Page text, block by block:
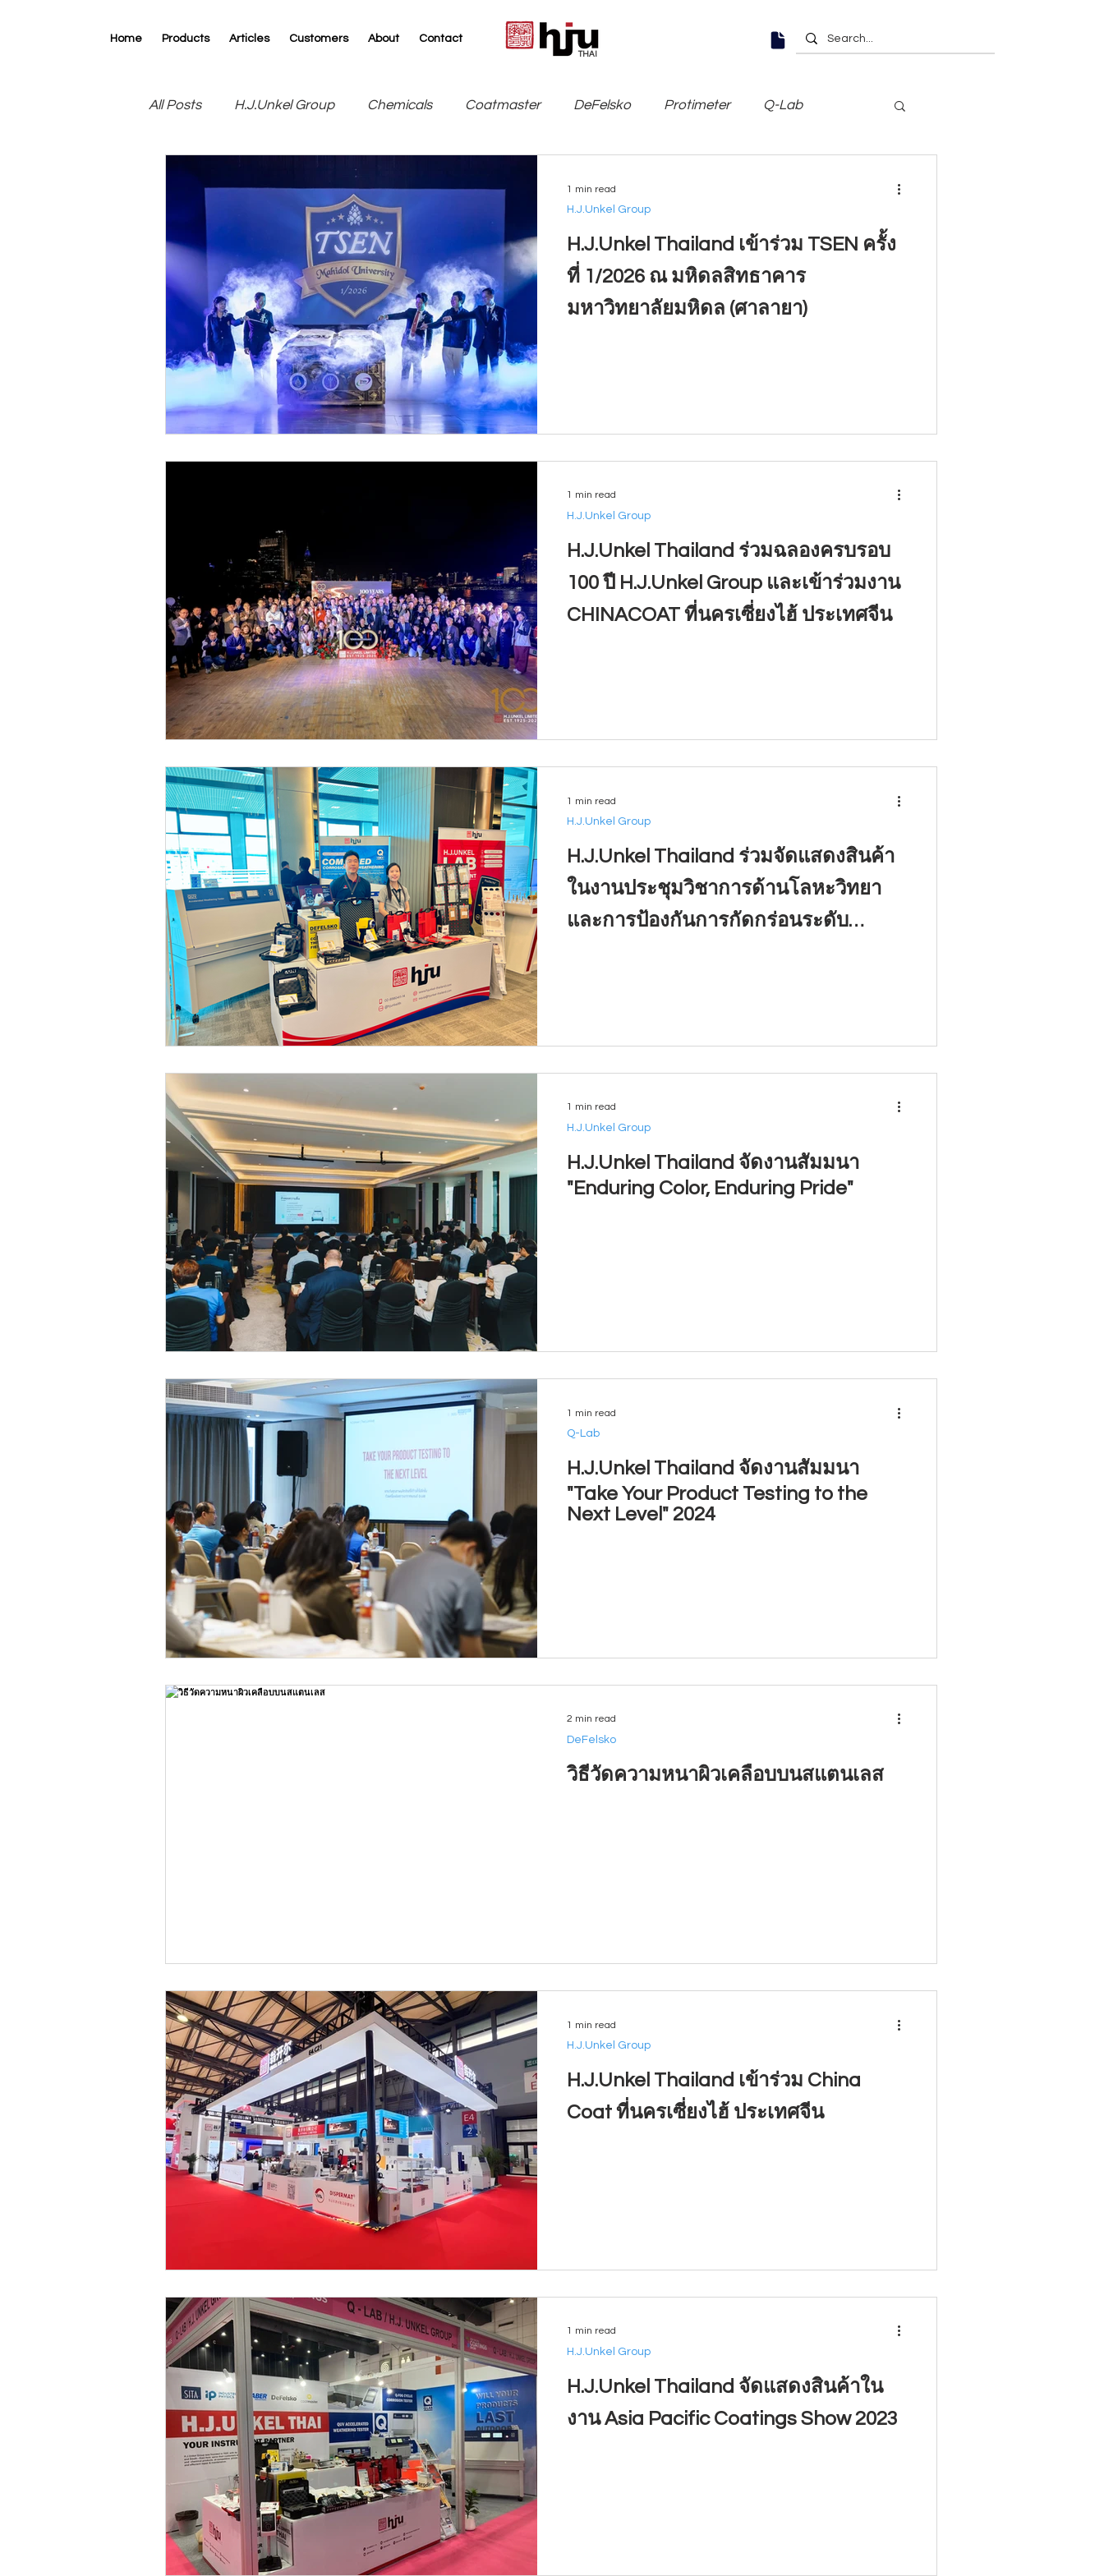
Home Products Articles Customers About Contact
THAI
All Posts H.J.Unkel Group Chemicals Coatmaster DeFelsko Protimeter Q-Lab
H.J.Unkel Thailand เข้าร่วม TSEN ครั้ง
ที่ 1/2026 ณ มหิดลสิทธาคาร
มหาวิทยาลัยมหิดล (ศาลายา)
H.J.Unkel Group
1 min read
H.J.Unkel Thailand ร่วมฉลองครบรอบ
100 ปี H.J.Unkel Group และเข้าร่วมงาน
CHINACOAT ที่นครเซี่ยงไฮ้ ประเทศจีน
H.J.Unkel Group
1 min read
H.J.Unkel Thailand ร่วมจัดแสดงสินค้า
ในงานประชุมวิชาการด้านโลหะวิทยา
และการป้องกันการกัดกร่อนระดับ
H.J.Unkel Group
1 min read
H.J.Unkel Thailand จัดงานสัมมนา
"Enduring Color, Enduring Pride"
H.J.Unkel Group
1 min read
H.J.Unkel Thailand จัดงานสัมมนา
"Take Your Product Testing to the
Next Level" 2024
Q-Lab
1 min read
วิธีวัดความหนาผิวเคลือบบนสแตนเลส
DeFelsko
2 min read
H.J.Unkel Thailand เข้าร่วม China
Coat ที่นครเซี่ยงไฮ้ ประเทศจีน
H.J.Unkel Group
1 min read
H.J.Unkel Thailand จัดแสดงสินค้าใน
งาน Asia Pacific Coatings Show 2023
H.J.Unkel Group
1 min read